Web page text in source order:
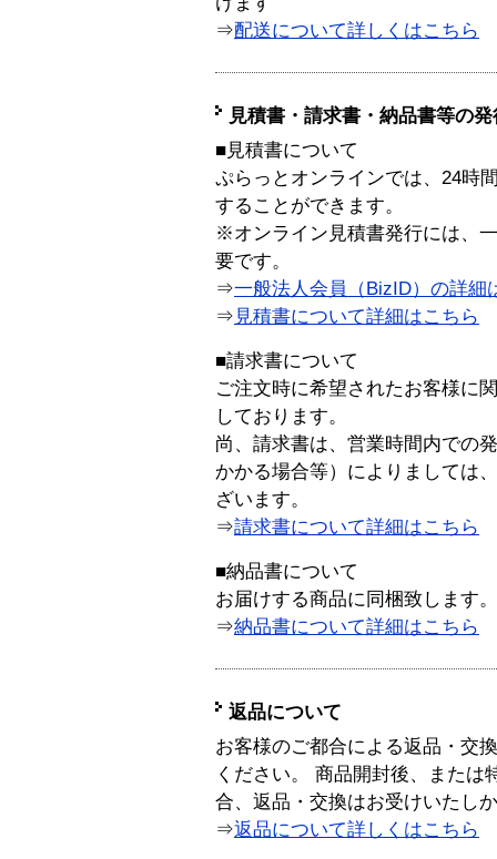
⇒配送について詳しくはこちら
見積書・請求書・納品書等の
■見積書について
ぷらっとオンラインでは、24時
することができます。
※オンライン見積書発行には、
要です。
⇒一般法人会員（BizID）の詳細
⇒ 見積書について詳細はこちら
■請求書について
ご注文時に希望されたお客様に
しております。
尚、請求書は、営業時間内での
かかる場合等）によりましては
ざいます。
⇒請求書について詳細はこちら
■納品書について
お届けする商品に同梱致します。
⇒納品書について詳細はこちら
返品について
お客様のご都合による返品・交
ください。 商品開封後、または
合、返品・交換はお受けいたし
⇒返品について詳しくはこちら